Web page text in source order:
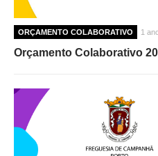
ORÇAMENTO COLABORATIVO 1
Orçamento Colaborativo